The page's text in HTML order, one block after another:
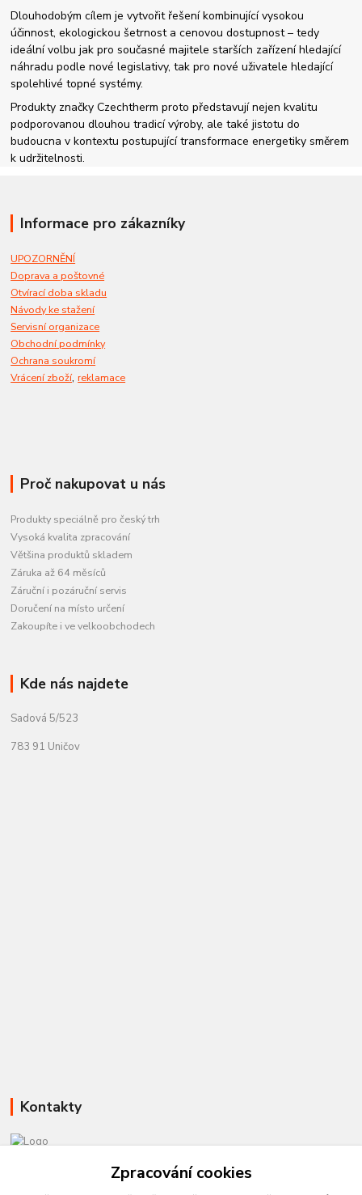
Dlouhodobým cílem je vytvořit řešení kombinující vysokou
účinnost, ekologickou šetrnost a cenovou dostupnost – tedy
ideální volbu jak pro současné majitele starších zařízení hledající
náhradu podle nové legislativy, tak pro nové uživatele hledající
spolehlivé topné systémy.
Produkty značky Czechtherm proto představují nejen kvalitu
podporovanou dlouhou tradicí výroby, ale také jistotu do
budoucna v kontextu postupující transformace energetiky směrem
k udržitelnosti.
Informace pro zákazníky
UPOZORNĚNÍ
Doprava a poštovné
Otvírací doba skladu
Návody ke stažení
Servisní organizace
Obchodní podmínky
Ochrana soukromí
Vrácení zboží,reklamace
Proč nakupovat u nás
Produkty speciálně pro český trh
Vysoká kvalita zpracování
Většina produktů skladem
Záruka až 64 měsíců
Záruční i pozáruční servis
Doručení na místo určení
Zakoupíte i ve velkoobchodech
Kde nás najdete
Sadová 5/523
783 91 Uničov
Kontakty
Zpracování cookies